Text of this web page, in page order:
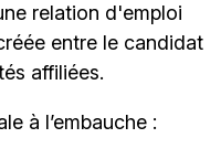
relation d'emploi
entre le candidat
affiliées.
à l’embauche :